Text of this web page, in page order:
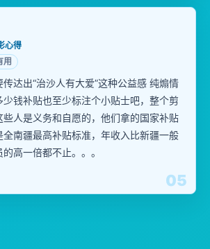
05
心得
用
达出“治沙人有大爱”这种公益感 纯煽情
钱补贴也至少标注个小贴士吧，整个剪
人是义务和自愿的，他们拿的国家补贴
南疆最高补贴标准，年收入比新疆一般
高一倍都不止。。。